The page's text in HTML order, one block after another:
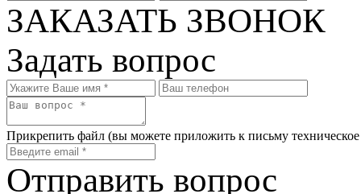
ЗАКАЗАТЬ ЗВОНОК
Задать вопрос
Прикрепить файл (вы можете приложить к письму
Отправить вопрос